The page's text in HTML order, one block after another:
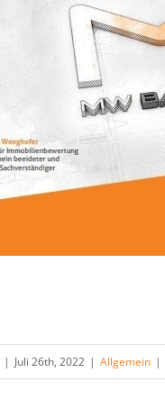
| Juli 26th, 2022 | Allgemein |